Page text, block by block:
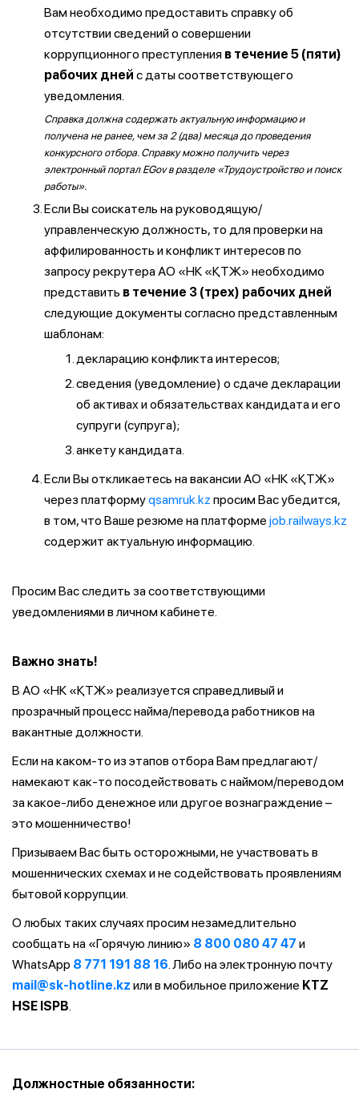
Вам необходимо предоставить справку об
отсутствии сведений о совершении
коррупционного преступления в течение 5 (пяти)
рабочих дней с даты соответствующего
уведомления.
Справка должна содержать актуальную информацию и
получена не ранее, чем за 2 (два) месяца до проведения
конкурсного отбора. Справку можно получить через
электронный портал EGov в разделе «Трудоустройство и поиск
работы».
Если Вы соискатель на руководящую/
управленческую должность, то для проверки на
аффилированность и конфликт интересов по
запросу рекрутера АО «НК «ҚТЖ» необходимо
представить в течение 3 (трех) рабочих дней
следующие документы согласно представленным
шаблонам:
декларацию конфликта интересов;
сведения (уведомление) о сдаче декларации
об активах и обязательствах кандидата и его
супруги (супруга);
анкету кандидата.
Если Вы откликаетесь на вакансии АО «НК «ҚТЖ»
через платформуqsamruk.kz просим Вас убедится,
в том, что Ваше резюме на платформе job.railways.kz
содержит актуальную информацию.
Просим Вас следить за соответствующими
уведомлениями в личном кабинете.
Важно знать!
В АО «НК «ҚТЖ» реализуется справедливый и
прозрачный процесс найма/перевода работников на
вакантные должности.
Если на каком-то из этапов отбора Вам предлагают/
намекают как-то посодействовать с наймом/переводом
за какое-либо денежное или другое вознаграждение –
это мошенничество!
Призываем Вас быть осторожными, не участвовать в
мошеннических схемах и не содействовать проявлениям
бытовой коррупции.
О любых таких случаях просим незамедлительно
сообщать на «Горячую линию» 8 800 080 47 47 и
WhatsApp 8 771 191 88 16. Либо на электронную почту
mail@sk-hotline.kz или в мобильное приложение KTZ
HSE ISPB.
Должностные обязанности: